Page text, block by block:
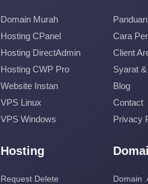
Domain Murah
Hosting CPanel
Hosting DirectAdmin
Hosting CWP Pro
Website Instan
VPS Linux
VPS Windows
Cara
Client
Syarat
Blog
Contact
Privacy
Hosting
Request Delete
Domain